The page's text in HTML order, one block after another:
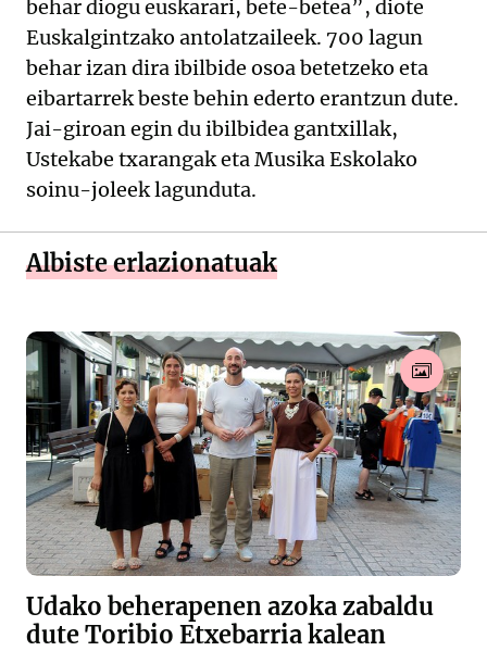
behar diogu euskarari, bete-betea”, diote
Euskalgintzako antolatzaileek. 700 lagun
behar izan dira ibilbide osoa betetzeko eta
eibartarrek beste behin ederto erantzun dute.
Jai-giroan egin du ibilbidea gantxillak,
Ustekabe txarangak eta Musika Eskolako
soinu-joleek lagunduta.
Albiste erlazionatuak
Udako beherapenen azoka zabaldu
dute Toribio Etxebarria kalean